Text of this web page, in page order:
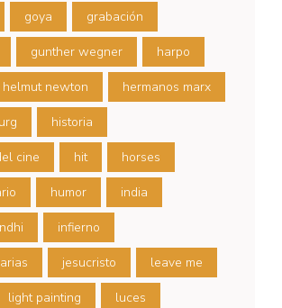
goya grabación
gunther wegner harpo
helmut newton hermanos marx
historia
cine hit horses
humor india
infierno
jesucristo leave me
light painting luces